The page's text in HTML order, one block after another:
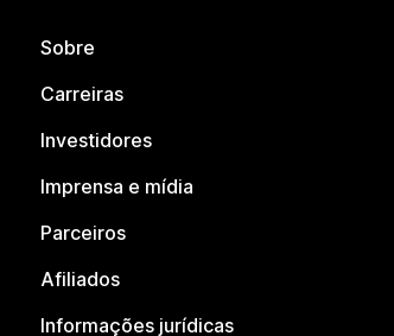
Sobre
Carreiras
Investidores
Imprensa e mídia
Parceiros
Afiliados
Informações jurídicas